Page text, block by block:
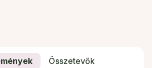
Összetevők